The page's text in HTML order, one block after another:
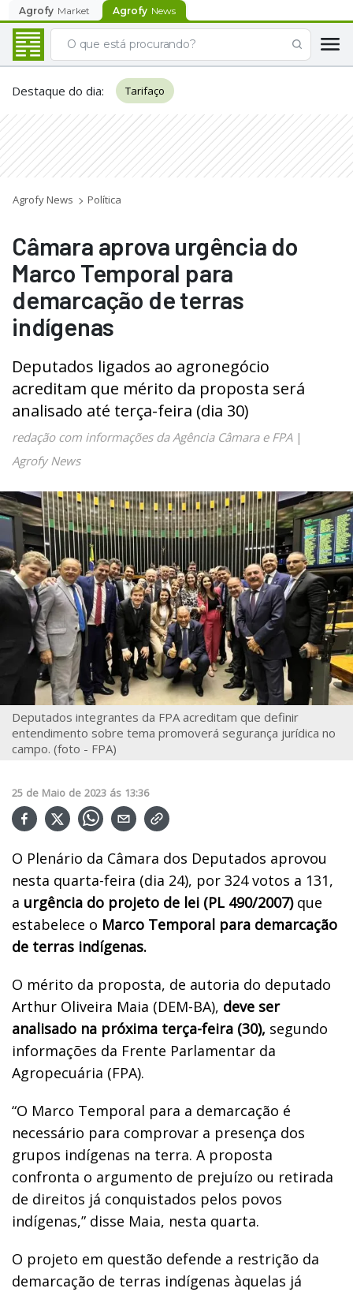
Agrofy Market Agrofy News
Destaque do dia: Tarifaço
Agrofy News Política
Câmara aprova urgência do
Marco Temporal para
demarcação de terras
indígenas
Deputados ligados ao agronegócio
acreditam que mérito da proposta será
analisado até terça-feira (dia 30)
redação com informações da Agência Câmara e FPA|
Agrofy News
Deputados integrantes da FPA acreditam que definir
entendimento sobre tema promoverá segurança jurídica no
campo. (foto - FPA)
25 de Maio de 2023 ás 13:36
O Plenário da Câmara dos Deputados aprovou
nesta quarta-feira (dia 24), por 324 votos a 131,
a urgência do projeto de lei (PL 490/2007)que
estabelece o Marco Temporal para demarcação
de terras indígenas.
O mérito da proposta, de autoria do deputado
Arthur Oliveira Maia (DEM-BA), deve ser
analisado na próxima terça-feira (30), segundo
informações da Frente Parlamentar da
Agropecuária (FPA).
“O Marco Temporal para a demarcação é
necessário para comprovar a presença dos
grupos indígenas na terra. A proposta
confronta o argumento de prejuízo ou retirada
de direitos já conquistados pelos povos
indígenas,” disse Maia, nesta quarta.
O projeto em questão defende a restrição da
demarcação de terras indígenas àquelas já